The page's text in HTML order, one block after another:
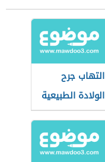
التهاب جرح
الولادة الطبيعية